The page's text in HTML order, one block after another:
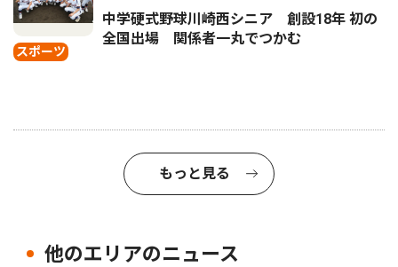
スポーツ
中学硬式野球川崎西シニア 創設18年 初の
全国出場 関係者一丸でつかむ
もっと見る
他のエリアのニュース